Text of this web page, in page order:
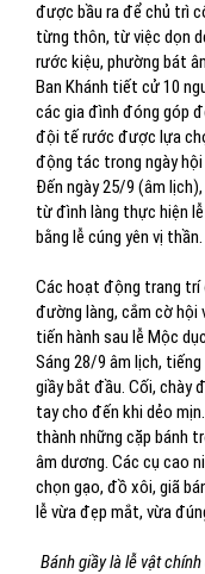
được bầu ra để chủ trì
từng thôn, từ việc dọn
rước kiệu, phường bát
Ban Khánh tiết cử 10
các gia đình đóng góp
đội tế rước được lựa
động tác trong ngày hội
Đến ngày 25/9 (âm
từ đình làng thực hiện
bằng lễ cúng yên vị thần.
Các hoạt động trang trí
đường làng, cắm cờ hội
tiến hành sau lễ Mộc
Sáng 28/9 âm lịch,
giầy bắt đầu. Cối, chày
tay cho đến khi dẻo
thành những cặp bánh
âm dương. Các cụ cao
chọn gạo, đồ xôi, giã
lễ vừa đẹp mắt, vừa
Bánh giầy là lễ vật